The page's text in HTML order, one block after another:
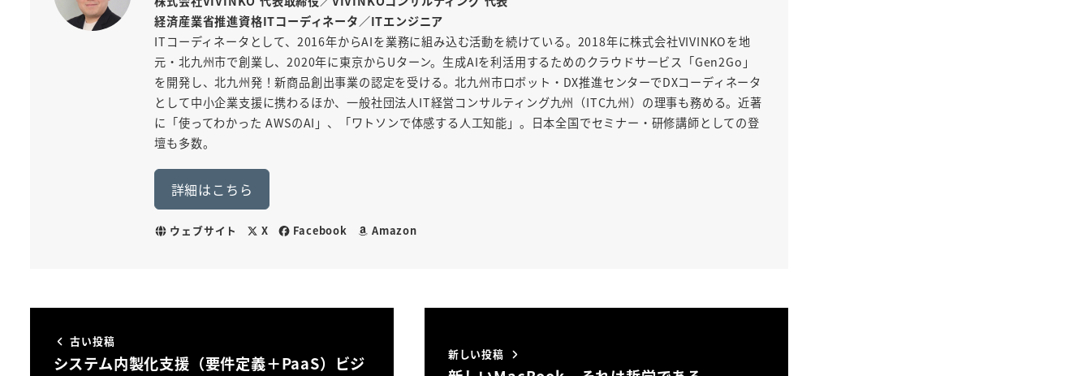
経済産業省推進資格ITコーディネータ／ITエンジニア
ITコーディネータとして、2016年からAIを業務に組み込む活動を続けている。2018年に株式会社VIVINKOを地
元・北九州市で創業し、2020年に東京からUターン。生成AIを利活用するためのクラウドサービス「Gen2Go」
を開発し、北九州発！新商品創出事業の認定を受ける。北九州市ロボット・DX推進センターでDXコーディネータ
として中小企業支援に携わるほか、一般社団法人IT経営コンサルティング九州（ITC九州）の理事も務める。近著
に「使ってわかった AWSのAI」、「ワトソンで体感する人工知能」。日本全国でセミナー・研修講師としての登
壇も多数。
詳細はこちら
ウェブサイト X Facebook Amazon
古い投稿
システム内製化支援（要件定義＋PaaS）ビジ
新しい投稿